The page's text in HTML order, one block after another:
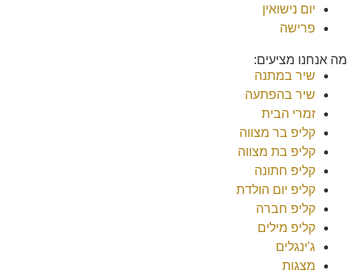
יום נישואין
פרישה
מה אנחנו מציעים:
שיר במתנה
שיר בהפתעה
זמרי הבית
קליפ בר מצווה
קליפ בת מצווה
קליפ חתונה
קליפ יום הולדת
קליפ חברה
קליפ מילים
ג'ינגלים
מצגות